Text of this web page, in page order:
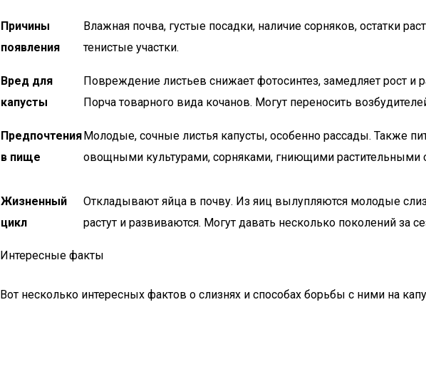
Причины
появления
Влажная почва, густые посадки, наличие сорняков, остатки
тенистые участки.
Вред для
капусты
Повреждение листьев снижает фотосинтез, замедляет рост и
Порча товарного вида кочанов. Могут переносить
Предпочтения
в пище
Молодые, сочные листья капусты, особенно рассады. Также
овощными культурами, сорняками, гниющими растительными
Жизненный
цикл
Откладывают яйца в почву. Из яиц вылупляются молодые
растут и развиваются. Могут давать несколько поколений за
Интересные факты
Вот несколько интересных фактов о слизнях и способах борьбы с ними на